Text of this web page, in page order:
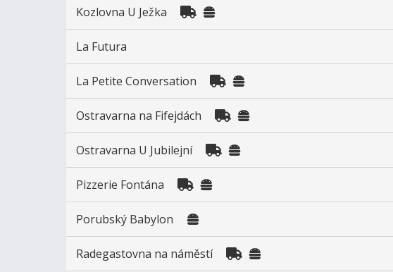
Kozlovna U Ježka
La Futura
La Petite Conversation
Ostravarna na Fifejdách
Ostravarna U Jubilejní
Pizzerie Fontána
Porubský Babylon
Radegastovna na náměstí